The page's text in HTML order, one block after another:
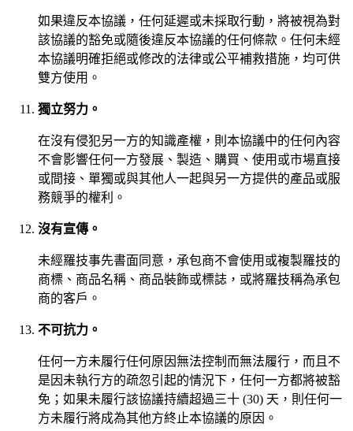
如果違反本協議，任何延遲或未採取行動，將被視為對
該協議的豁免或隨後違反本協議的任何條款。任何未經
本協議明確拒絕或修改的法律或公平補救措施，均可供
雙方使用。
獨立努力。
在沒有侵犯另一方的知識產權，則本協議中的任何內容
不會影響任何一方發展、製造、購買、使用或市場直接
或間接、單獨或與其他人一起與另一方提供的產品或服
務競爭的權利。
沒有宣傳。
未經羅技事先書面同意，承包商不會使用或複製羅技的
商標、商品名稱、商品裝飾或標誌，或將羅技稱為承包
商的客戶。
不可抗力。
任何一方未履行任何原因無法控制而無法履行，而且不
是因未執行方的疏忽引起的情況下，任何一方都將被豁
免；如果未履行該協議持續超過三十 (30) 天，則任何一
方未履行將成為其他方終止本協議的原因。